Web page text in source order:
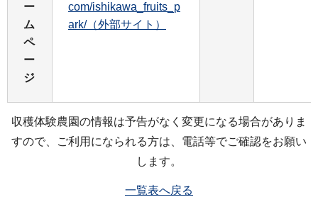
ー
ム
ペ
ー
ジ
com/ishikawa_fruits_p
ark/（外部サイト）
収穫体験農園の情報は予告がなく変更になる場合がありま
すので、ご利用になられる方は、電話等でご確認をお願い
します。
一覧表へ戻る